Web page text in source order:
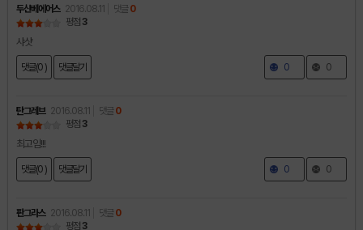
두산베에어스 2016.08.11 댓글 0
평점 3
샤샷
댓글(0 ) 댓글달기 0 0
탄그레브 2016.08.11 댓글 0
평점 3
최고임!!!
댓글(0 ) 댓글달기 0 0
판그라스 2016.08.11 댓글 0
평점 3